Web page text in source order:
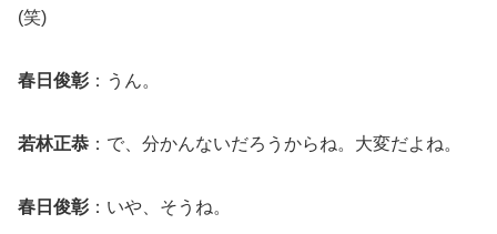
(笑)
春日俊彰 ：うん。
若林正恭 ：で、分かんないだろうからね。大変だよね。
春日俊彰 ：いや、そうね。